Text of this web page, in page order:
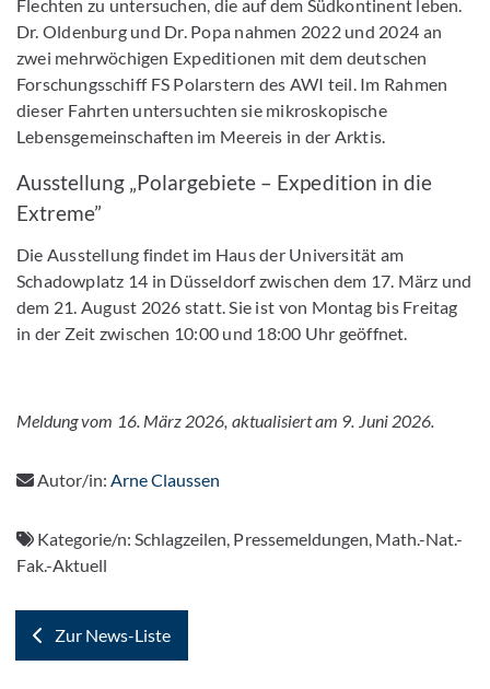
Flechten zu untersuchen, die auf dem Südkontinent leben.
Dr. Oldenburg und Dr. Popa nahmen 2022 und 2024 an
zwei mehrwöchigen Expeditionen mit dem deutschen
Forschungsschiff FS Polarstern des AWI teil. Im Rahmen
dieser Fahrten untersuchten sie mikroskopische
Lebensgemeinschaften im Meereis in der Arktis.
Ausstellung „Polargebiete – Expedition in die
Extreme”
Die Ausstellung findet im Haus der Universität am
Schadowplatz 14 in Düsseldorf zwischen dem 17. März und
dem 21. August 2026 statt. Sie ist von Montag bis Freitag
in der Zeit zwischen 10:00 und 18:00 Uhr geöffnet.
Meldung vom 16. März 2026, aktualisiert am 9. Juni 2026.
Autor/in: Arne Claussen
Kategorie/n: Schlagzeilen, Pressemeldungen, Math.-Nat.-
Fak.-Aktuell
Zur News-Liste